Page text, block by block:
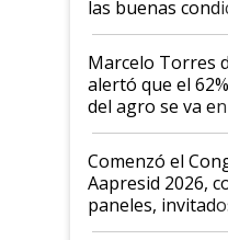
las buenas
agro argentino
"Los veo más
Marcelo Torres
alertó que el
del agro se va en
"No es bueno
Argentina se
las mismas
años"
Comenzó el
Aapresid 2026,
paneles,
todas las